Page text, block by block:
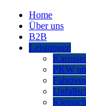
Home
Über uns
B2B
Leistungen
PKW